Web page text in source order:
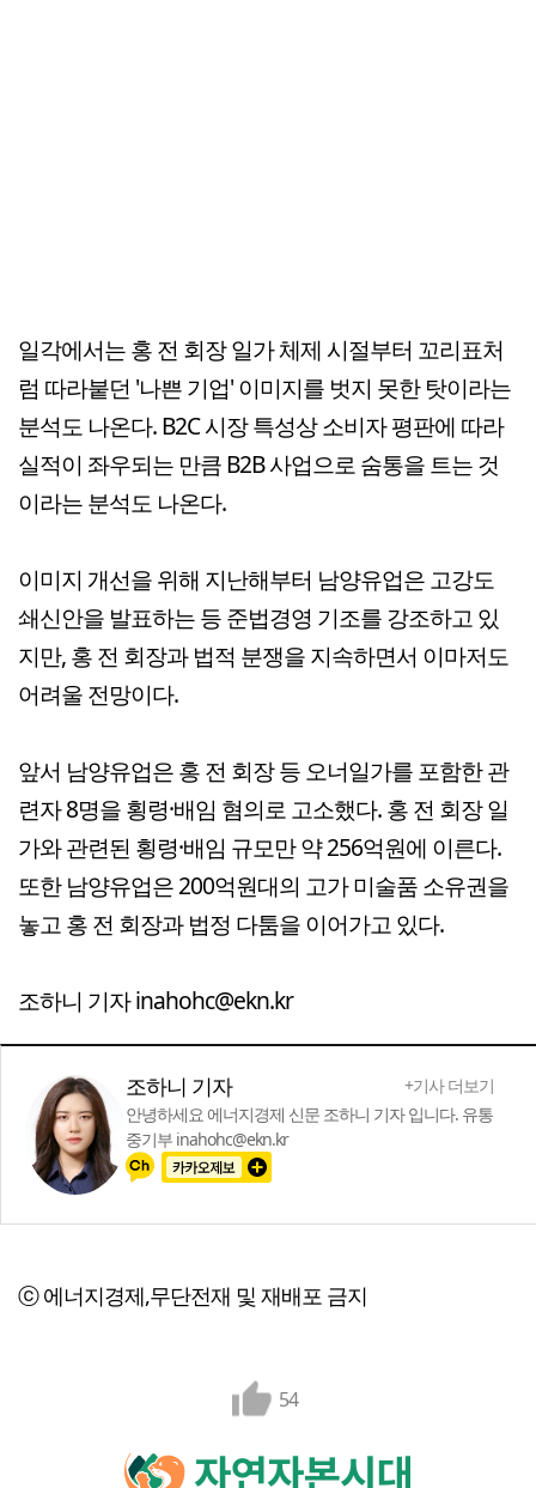
일각에서는 홍 전 회장 일가 체제 시절부터 꼬리표처
럼 따라붙던 '나쁜 기업' 이미지를 벗지 못한 탓이라는
분석도 나온다. B2C 시장 특성상 소비자 평판에 따라
실적이 좌우되는 만큼 B2B 사업으로 숨통을 트는 것
이라는 분석도 나온다.
이미지 개선을 위해 지난해부터 남양유업은 고강도
쇄신안을 발표하는 등 준법경영 기조를 강조하고 있
지만, 홍 전 회장과 법적 분쟁을 지속하면서 이마저도
어려울 전망이다.
앞서 남양유업은 홍 전 회장 등 오너일가를 포함한 관
련자 8명을 횡령·배임 혐의로 고소했다. 홍 전 회장 일
가와 관련된 횡령·배임 규모만 약 256억원에 이른다.
또한 남양유업은 200억원대의 고가 미술품 소유권을
놓고 홍 전 회장과 법정 다툼을 이어가고 있다.
조하니 기자 inahohc@ekn.kr
조하니 기자
+기사 더보기
안녕하세요 에너지경제 신문 조하니 기자 입니다. 유통
중기부 inahohc@ekn.kr
ⓒ 에너지경제,무단전재 및 재배포 금지
54